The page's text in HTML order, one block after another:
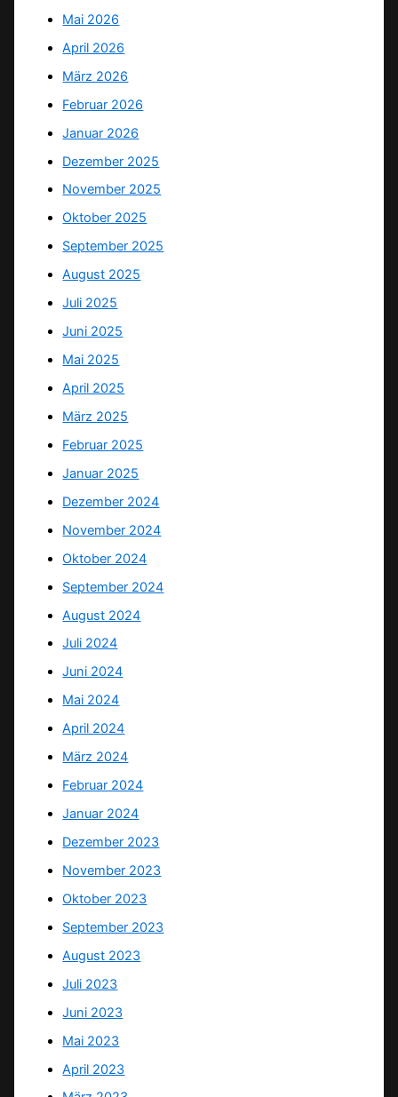
Mai 2026
April 2026
März 2026
Februar 2026
Januar 2026
Dezember 2025
November 2025
Oktober 2025
September 2025
August 2025
Juli 2025
Juni 2025
Mai 2025
April 2025
März 2025
Februar 2025
Januar 2025
Dezember 2024
November 2024
Oktober 2024
September 2024
August 2024
Juli 2024
Juni 2024
Mai 2024
April 2024
März 2024
Februar 2024
Januar 2024
Dezember 2023
November 2023
Oktober 2023
September 2023
August 2023
Juli 2023
Juni 2023
Mai 2023
April 2023